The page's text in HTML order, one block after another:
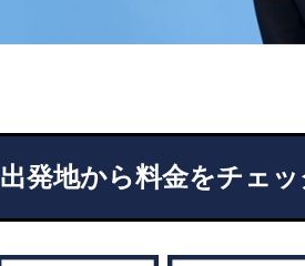
出発地から料金をチェ